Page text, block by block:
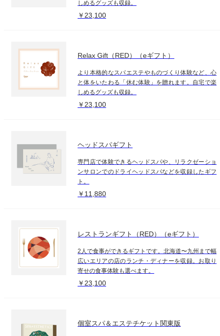
しめるグッズも収録。
￥23,100
Relax Gift（RED）（eギフト）
より本格的なスパエステやものづくり体験など、心
と体をいたわる「休む体験」を贈れます。自宅で楽
しめるグッズも収録。
￥23,100
ヘッドスパギフト
専門店で体験できるヘッドスパや、リラクゼーショ
ンサロンでのドライヘッドスパなどを収録したギフ
ト。
￥11,880
レストランギフト（RED）（eギフト）
2人で食事ができるギフトです。北海道〜九州まで幅
広いエリアの店のランチ・ディナーを収録。お取り
寄せの食事体験も選べます。
￥23,100
個室スパ＆エステチケット関東版